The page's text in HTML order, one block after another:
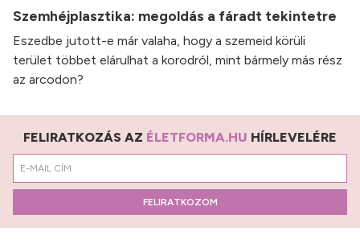
Szemhéjplasztika: megoldás a fáradt tekintetre
Eszedbe jutott-e már valaha, hogy a szemeid körüli
terület többet elárulhat a korodról, mint bármely más rész
az arcodon?
FELIRATKOZÁS AZ ÉLETFORMA.HU HÍRLEVELÉRE
FELIRATKOZOM